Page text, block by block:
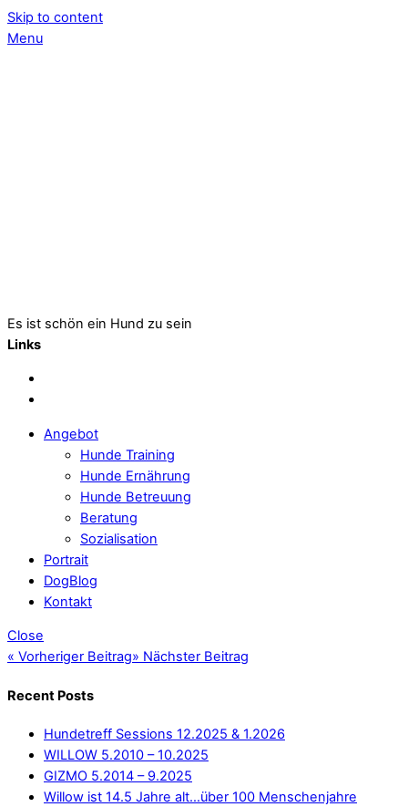
Skip to content
Menu
Es ist schön ein Hund zu sein
Links
Angebot
Hunde Training
Hunde Ernährung
Hunde Betreuung
Beratung
Sozialisation
Portrait
DogBlog
Kontakt
Close
« Vorheriger Beitrag» Nächster Beitrag
Recent Posts
Hundetreff Sessions 12.2025 & 1.2026
WILLOW 5.2010 – 10.2025
GIZMO 5.2014 – 9.2025
Willow ist 14.5 Jahre alt…über 100 Menschenjahre